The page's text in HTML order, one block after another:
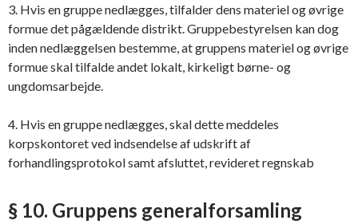
3. Hvis en gruppe nedlægges, tilfalder dens materiel og øvrige
formue det pågældende distrikt. Gruppebestyrelsen kan dog
inden nedlæggelsen bestemme, at gruppens materiel og øvrige
formue skal tilfalde andet lokalt, kirkeligt børne- og
ungdomsarbejde.
4. Hvis en gruppe nedlægges, skal dette meddeles
korpskontoret ved indsendelse af udskrift af
forhandlingsprotokol samt afsluttet, revideret regnskab
§ 10. Gruppens generalforsamling